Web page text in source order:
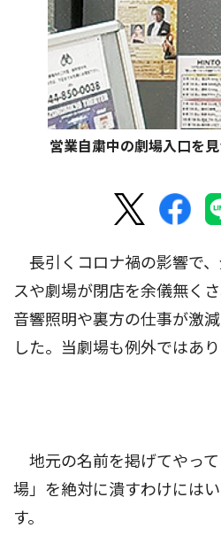
営業自粛中の劇場入口を
長引くコロナ禍の影響で
スや劇場が閉店を余儀無く
音響照明や裏方の仕事が激
した。当劇場も例外ではあり
地元の名前を掲げてやっ
場」を絶対に潰すわけには
す。